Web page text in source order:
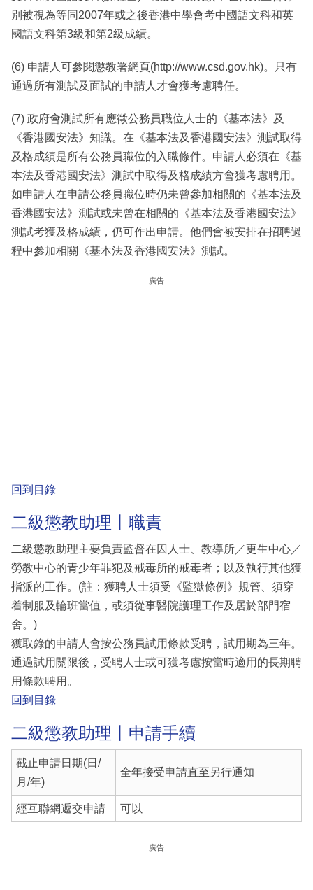
別被視為等同2007年或之後香港中學會考中國語文科和英
國語文科第3級和第2級成績。
(6) 申請人可參閱懲教署網頁(http://www.csd.gov.hk)。只有
通過所有測試及面試的申請人才會獲考慮聘任。
(7) 政府會測試所有應徵公務員職位人士的《基本法》及
《香港國安法》知識。在《基本法及香港國安法》測試取得
及格成績是所有公務員職位的入職條件。申請人必須在《基
本法及香港國安法》測試中取得及格成績方會獲考慮聘用。
如申請人在申請公務員職位時仍未曾參加相關的《基本法及
香港國安法》測試或未曾在相關的《基本法及香港國安法》
測試考獲及格成績，仍可作出申請。他們會被安排在招聘過
程中參加相關《基本法及香港國安法》測試。
廣告
回到目錄
二級懲教助理丨職責
二級懲教助理主要負責監督在囚人士、教導所／更生中心／
勞教中心的青少年罪犯及戒毒所的戒毒者；以及執行其他獲
指派的工作。(註：獲聘人士須受《監獄條例》規管、須穿
着制服及輪班當值，或須從事醫院護理工作及居於部門宿
舍。)
獲取錄的申請人會按公務員試用條款受聘，試用期為三年。
通過試用關限後，受聘人士或可獲考慮按當時適用的長期聘
用條款聘用。
回到目錄
二級懲教助理丨申請手續
截止申請日期(日/
月/年)
全年接受申請直至另行通知
經互聯網遞交申請 可以
廣告